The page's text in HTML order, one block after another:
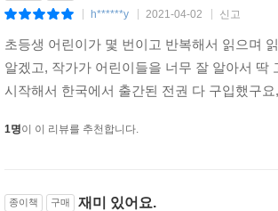
h******y 2021-04-02 신고
초등생 어린이가 몇 번이고 반복해서 읽으며
알겠고, 작가가 어린이들을 너무 잘 알아서
시작해서 한국에서 출간된 전권 다 구입했구
1명이 이 리뷰를 추천합니다.
종이책 구매 재미 있어요.